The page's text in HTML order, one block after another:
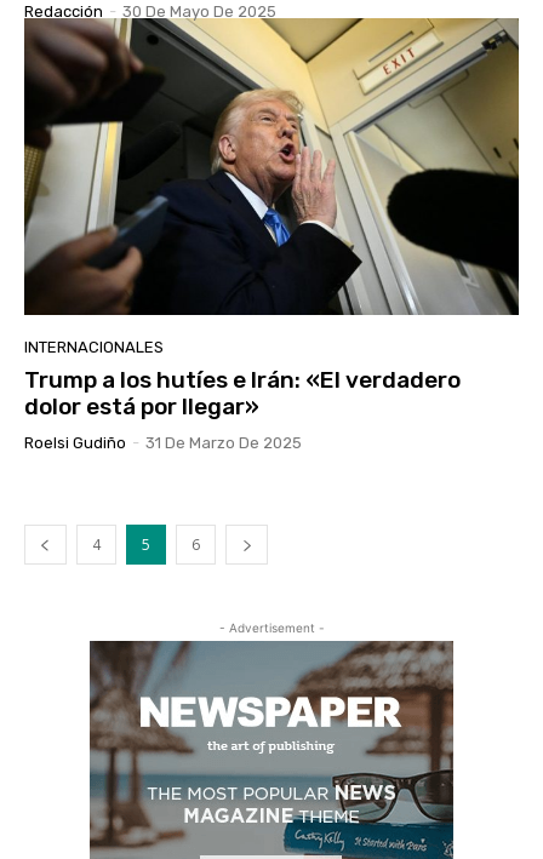
Redacción - 30 De Mayo De 2025
INTERNACIONALES
Trump a los hutíes e Irán: «El verdadero
dolor está por llegar»
Roelsi Gudiño - 31 De Marzo De 2025
4 5 6
- Advertisement -